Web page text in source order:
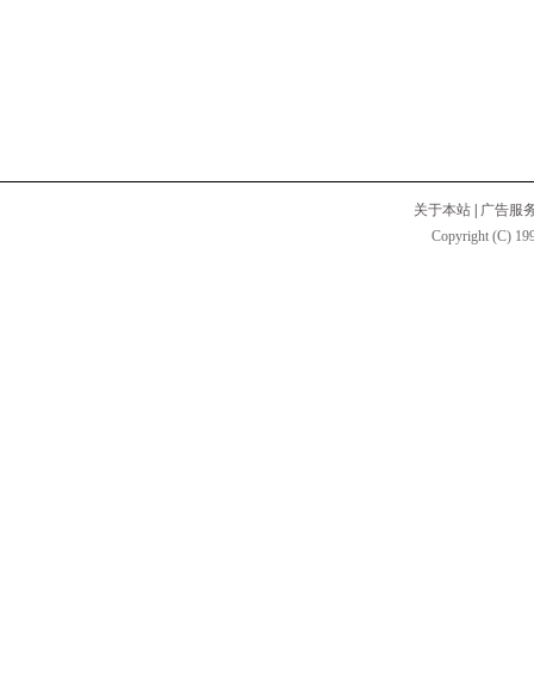
关于本站
广告服
Copyright (C)